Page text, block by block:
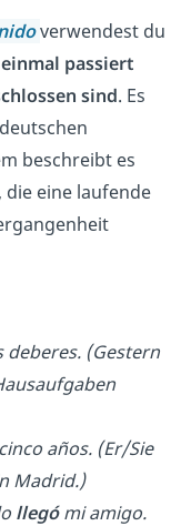
verwendest du
einmal passiert
sind. Es
beschreibt es
die eine laufende
(Gestern
años. (Er/Sie
Madrid.)
llegómi amigo.